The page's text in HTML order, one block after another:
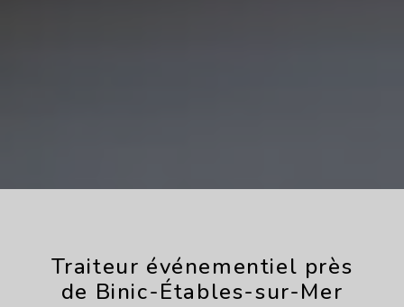
Traiteur événementiel près
de Binic-Étables-sur-Mer